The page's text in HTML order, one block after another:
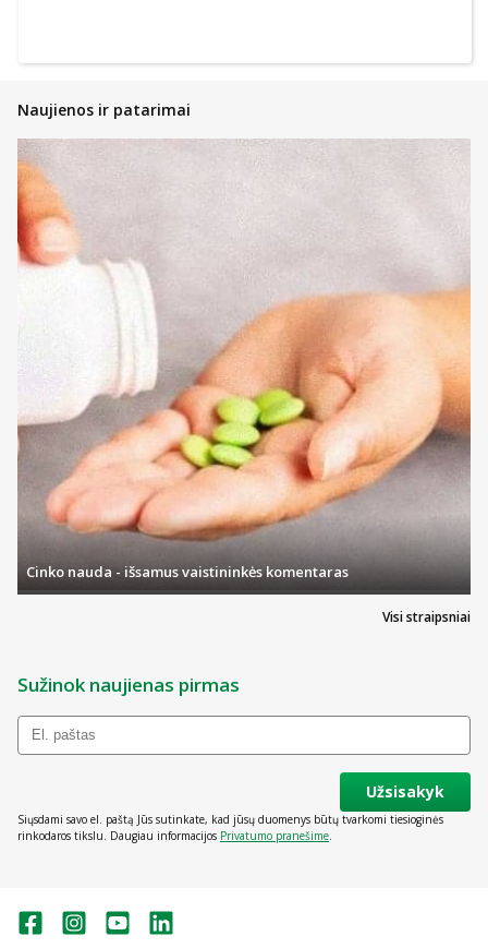
Naujienos ir patarimai
Visi straipsniai
Cinko nauda - išsamus vaistininkės komentaras
Sužinok naujienas pirmas
Užsisakyk
Siųsdami savo el. paštą Jūs sutinkate, kad jūsų duomenys būtų tvarkomi tiesioginės
rinkodaros tikslu. Daugiau informacijos Privatumo pranešime.